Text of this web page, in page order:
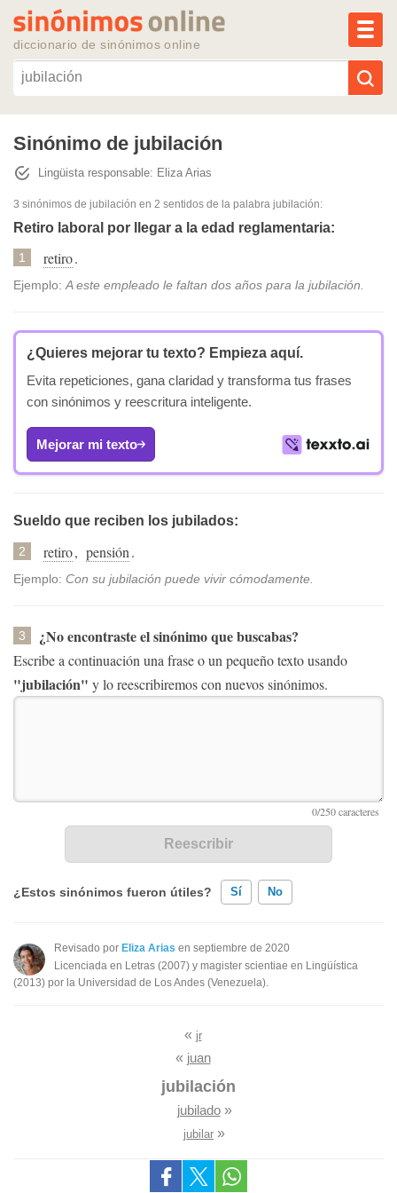
diccionario de sinónimos online
Reescribir texto con IA
Sinónimos populares
Temas populares
Sinónimo de jubilación
Lingüista responsable: Eliza Arias
3 sinónimos de jubilación en 2 sentidos de la palabra jubilación:
Retiro laboral por llegar a la edad reglamentaria:
1 retiro.
Ejemplo:A este empleado le faltan dos años para la jubilación.
¿Quieres mejorar tu texto? Empieza aquí.
Evita repeticiones, gana claridad y transforma tus frases
con sinónimos y reescritura inteligente.
Mejorar mi texto
Sueldo que reciben los jubilados:
2 retiro, pensión.
Ejemplo: Con su jubilación puede vivir cómodamente.
3 ¿No encontraste el sinónimo que buscabas?
Escribe a continuación una frase o un pequeño texto usando
"jubilación" y lo reescribiremos con nuevos sinónimos.
¿Estos sinónimos fueron útiles? Sí No
Existen sinónimos incorrectos
Ninguno de los sinónimos presentados me ayudó
Revisado por Eliza Arias en septiembre de 2020
Licenciada en Letras (2007) y magister scientiae en Lingüística
(2013) por la Universidad de Los Andes (Venezuela).
« jr
« juan
jubilación
jubilado»
jubilar »